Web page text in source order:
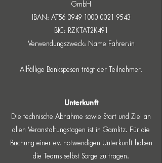
GmbH
IBAN: AT56 3949 1000 0021 9543
BIC: RZKTAT2K491
Verwendungszweck: Name Fahrer:in
Allfällige Bankspesen trägt der Teilnehmer.
Unterkunft
Die technische Abnahme sowie Start und Ziel an
allen Veranstaltungstagen ist in Gamlitz. Für die
Buchung einer ev. notwendigen Unterkunft haben
die Teams selbst Sorge zu tragen.